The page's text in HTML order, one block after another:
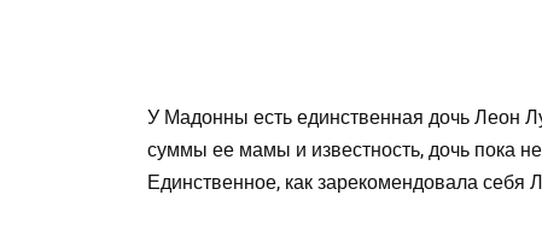
У Мадонны есть единственная дочь Леон
суммы ее мамы и известность, дочь пока
Единственное, как зарекомендовала себя